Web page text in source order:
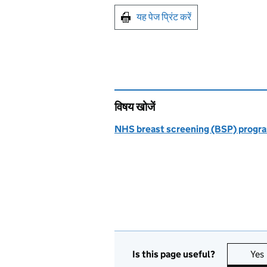
Print this page
यह पेज प्रिंट करें
विषय खोजें
NHS breast screening (BSP)
Is this page useful? Yes